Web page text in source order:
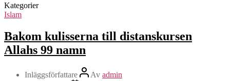
Kategorier
Islam
Bakom kulisserna till distanskursen
Allahs 99 namn
Inläggsförfattare Av admin